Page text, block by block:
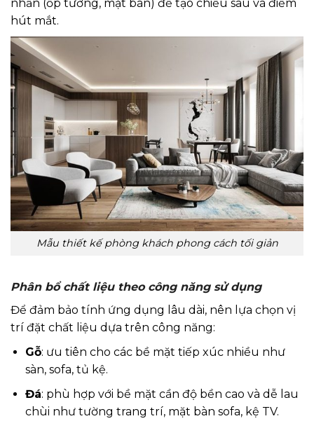
nhấn (ốp tường, mặt bàn) để tạo chiều sâu và điểm
hút mắt.
Mẫu thiết kế phòng khách phong cách tối giản
Phân bổ chất liệu theo công năng sử dụng
Để đảm bảo tính ứng dụng lâu dài, nên lựa chọn vị
trí đặt chất liệu dựa trên công năng:
Gỗ: ưu tiên cho các bề mặt tiếp xúc nhiều như
sàn, sofa, tủ kệ.
Đá: phù hợp với bề mặt cần độ bền cao và dễ lau
chùi như tường trang trí, mặt bàn sofa, kệ TV.